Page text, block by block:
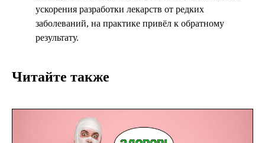
ускорения разработки лекарств от редких
заболеваний, на практике привёл к обратному
результату.
Читайте также